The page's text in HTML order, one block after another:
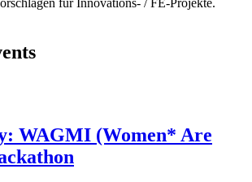
WAGMI (Women* Are